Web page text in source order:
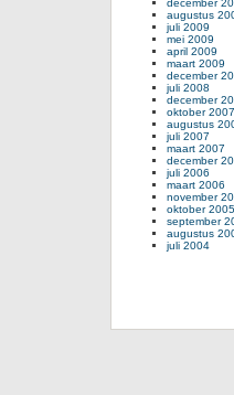
augustus
juli 2009
mei 2009
april 2009
maart 2009
december
juli 2008
december
oktober 2007
augustus
juli 2007
maart 2007
december
juli 2006
maart 2006
november
oktober 2005
september
augustus
juli 2004